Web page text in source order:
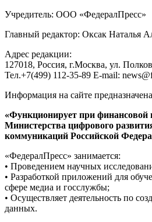
Учредитель: ООО «ФедералПресс»
Главный редактор: Оксак Наталья
Адрес редакции:
127018, Россия, г.Москва, ул.
Тел.+7(499) 112-35-89 E-mail:
Информация на сайте
«Функционирует при финансовой
Министерства цифрового
коммуникаций Российской
«ФедералПресс» занимается:
• Проведением научных
• Разработкой приложений для
сфере медиа и госслужбы;
• Осуществляет деятельность по
данных.